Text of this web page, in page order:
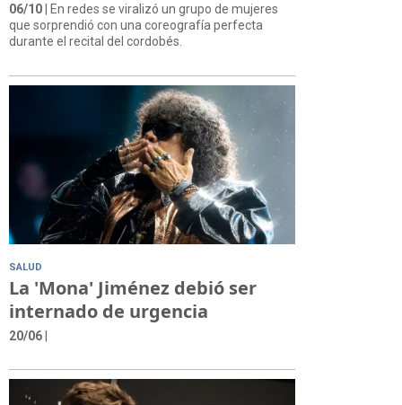
06/10 | En redes se viralizó un grupo de mujeres
que sorprendió con una coreografía perfecta
durante el recital del cordobés.
SALUD
La 'Mona' Jiménez debió ser
internado de urgencia
20/06|